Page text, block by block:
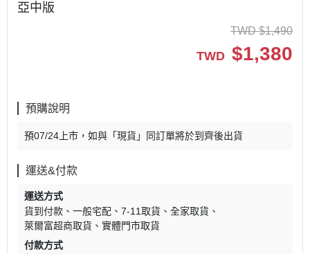
亞中版
TWD $1,490
TWD $1,380
預購說明
預07/24上市，如與「現貨」同訂單將於到齊後出貨
運送&付款
運送方式
貨到付款
一般宅配 7-11取貨
全家取貨
萊爾富超商取貨
實體門市取貨
付款方式